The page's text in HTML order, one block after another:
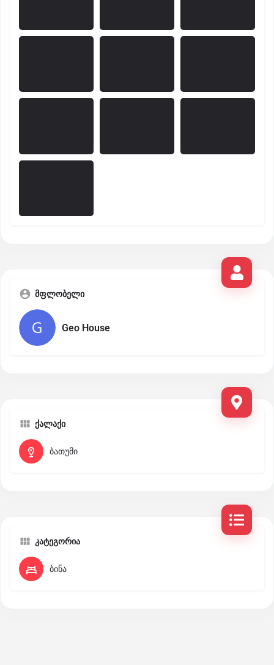
მფლობელი
Geo House
ქალაქი
ბათუმი
კატეგორია
ბინა